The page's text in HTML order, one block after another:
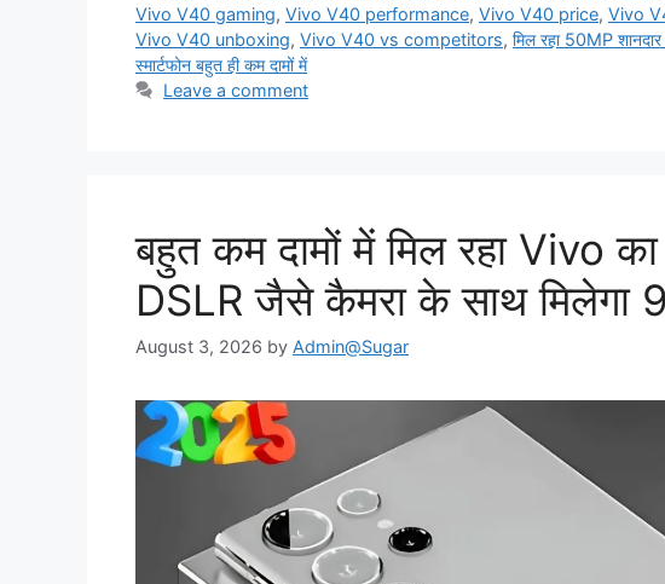
Vivo V40 gaming, Vivo V40 performance, Vivo V40 price, Vivo
Vivo V40 unboxing, Vivo V40 vs competitors, मिल रहा 50MP शानदार
स्मार्टफोन बहुत ही कम दामों में
Leave a comment
बहुत कम दामों में मिल रहा Vivo का
DSLR जैसे कैमरा के साथ मिलेगा
August 3, 2026 by Admin@Sugar